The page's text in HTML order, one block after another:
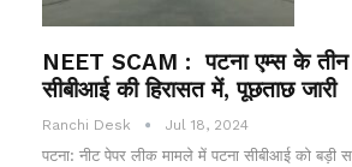
NEET SCAM : पटना एम्स के
सीबीआई की हिरासत में, पूछताछ जारी
Ranchi Desk Jul 18, 2024
पटना: नीट पेपर लीक मामले में पटना सीबीआई को बड़ी